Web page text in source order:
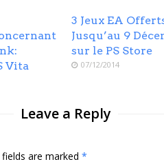
Vita
3 Jeux EA
Jusqu’au 9
sur le PS Store
07/12/2014
Leave a Reply
are marked *